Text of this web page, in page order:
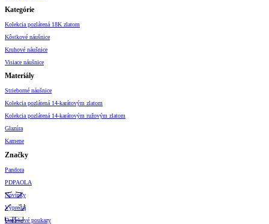
Kategórie
Kolekcia pozlátená 18K zlatom
Kôstkové náušnice
Kruhové náušnice
Visiace náušnice
Materiály
Strieborné náušnice
Kolekcia pozlátená 14-karátovým zlatom
Kolekcia pozlátená 14-karátovým ružovým zlatom
Glazúra
Kamene
Značky
Pandora
PDPAOLA
Novinky
Výpredaj
Darčekové poukazy